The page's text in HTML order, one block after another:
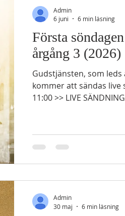
Första
årgång 3 (2026)
Gudstjänsten, som
kommer att sändas live
11:00 >> LIVE
ni blir rena. Jag ska
alla era avgudar. 26 Jag ska ge er ett nytt hjärta och
Admin
6 juni
6 min läsning
Admin
30 maj
6 min läsning